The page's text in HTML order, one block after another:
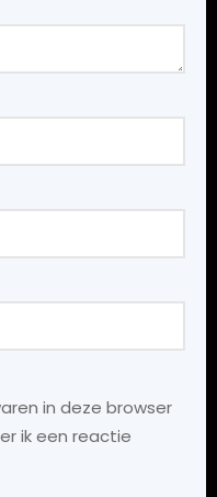
in deze browser
ik een reactie